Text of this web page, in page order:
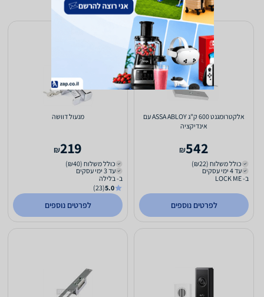
אלקטרומגנט 600 ק"ג ASSA ABLOY עם
אינדיקציה
542
₪
כולל משלוח (₪22)
עד 4 ימי עסקים
ב- LOCK ME
לפרטים נוספים
מנעול דוושה
219
₪
כולל משלוח (₪40)
עד 3 ימי עסקים
ב- בלילה
5.0
(23)
לפרטים נוספים